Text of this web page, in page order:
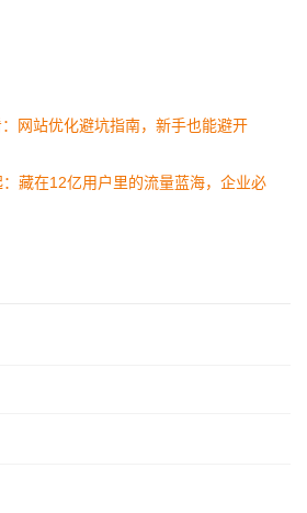
网站优化避坑指南，新手也能避开
藏在12亿用户里的流量蓝海，企业必